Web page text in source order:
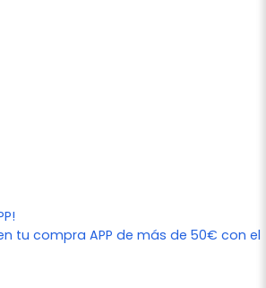
tu compra APP de más de 50€ con el